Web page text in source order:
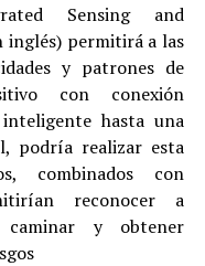
Sensing and
inglés) permitirá a las
y patrones de
con conexión
hasta una
podría realizar esta
combinados con
reconocer a
y obtener